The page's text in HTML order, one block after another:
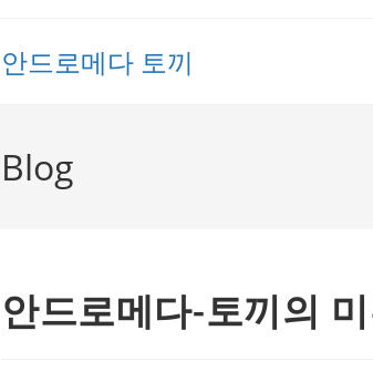
안드로메다 토끼
Blog
안드로메다-토끼의